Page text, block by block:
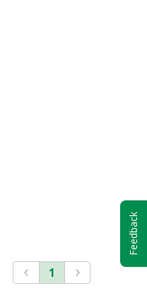
1
Feedback